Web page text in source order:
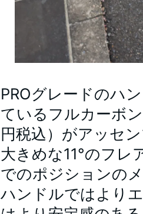
PROグレードのハ
ているフルカーボ
円税込）がアッセ
大きめな11°のフレ
でのポジションの
ハンドルではより